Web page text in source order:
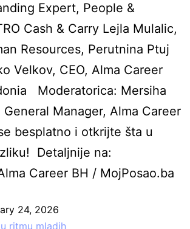
Expert, People &
Cash & Carry Lejla Mulalic,
Resources, Perutnina Ptuj
Velkov, CEO, Alma Career
Moderatorica: Mersiha
Manager, Alma Career
besplatno i otkrijte šta u
Detaljnije na:
Career BH / MojPosao.ba
24, 2026
u ritmu mladih